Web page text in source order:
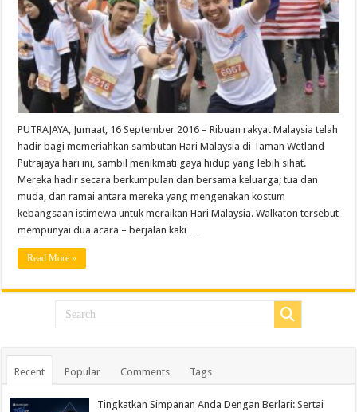
PUTRAJAYA, Jumaat, 16 September 2016 – Ribuan rakyat Malaysia telah
hadir bagi memeriahkan sambutan Hari Malaysia di Taman Wetland
Putrajaya hari ini, sambil menikmati gaya hidup yang lebih sihat.
Mereka hadir secara berkumpulan dan bersama keluarga; tua dan
muda, dan ramai antara mereka yang mengenakan kostum
kebangsaan istimewa untuk meraikan Hari Malaysia. Walkaton tersebut
mempunyai dua acara – berjalan kaki …
Read More »
Recent Popular Comments Tags
Tingkatkan Simpanan Anda Dengan Berlari: Sertai